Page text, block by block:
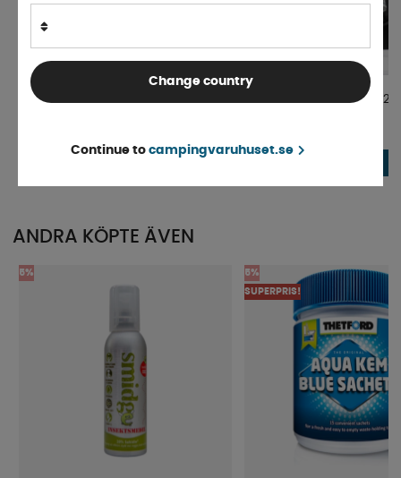
Kaffebryggare för Gasol Camp4 Kaffebryggare 12V
ANDRA KÖPTE ÄVEN
5%
5%
SUPERPRIS!
Change country
Continue to campingvaruhuset.se